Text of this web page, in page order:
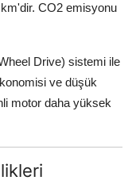
CO2 emisyonu
Drive) sistemi ile
ve düşük
motor daha yüksek